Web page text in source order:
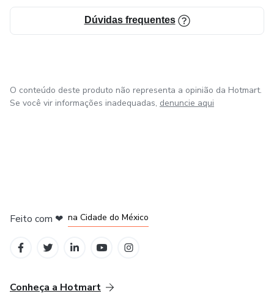
Dúvidas frequentes
O conteúdo deste produto não representa a opinião da Hotmart.
Se você vir informações inadequadas, denuncie aqui
Feito com ❤ na Cidade do México
Conheça a Hotmart